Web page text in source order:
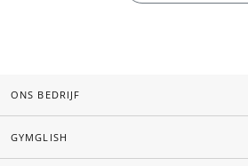
ONS BEDRIJF
GYMGLISH